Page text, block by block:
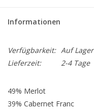
Informationen
Verfügbarkeit: Auf Lager
Lieferzeit:
2-4 Tage
49% Merlot
39% Cabernet Franc